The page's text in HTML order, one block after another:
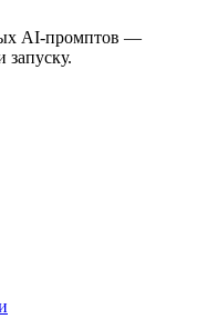
AI-промптов —
запуску.